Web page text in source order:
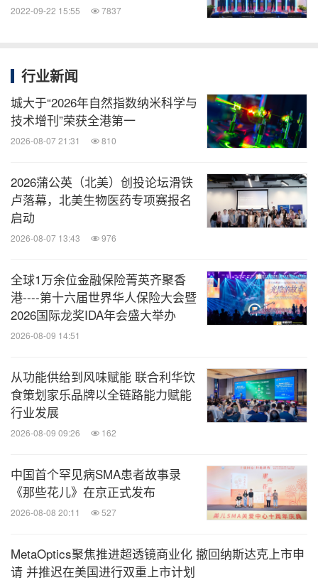
2022-09-22 15:55 7837
行业新闻
城大于“2026年自然指数纳米科学与
技术增刊”荣获全港第一
2026-08-07 21:31 810
2026蒲公英（北美）创投论坛滑铁
卢落幕，北美生物医药专项赛报名
启动
2026-08-07 13:43 976
全球1万余位金融保险菁英齐聚香
港----第十六届世界华人保险大会暨
2026国际龙奖IDA年会盛大举办
2026-08-09 14:51
从功能供给到风味赋能 联合利华饮
食策划家乐品牌以全链路能力赋能
行业发展
2026-08-09 09:26 162
中国首个罕见病SMA患者故事录
《那些花儿》在京正式发布
2026-08-08 20:11 527
MetaOptics聚焦推进超透镜商业化 撤回纳斯达克上市申
请 并推迟在美国进行双重上市计划